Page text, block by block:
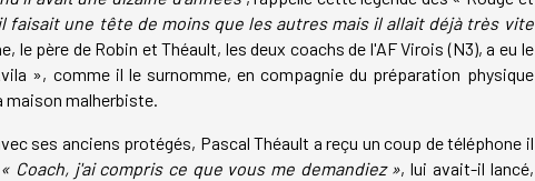
une tête de moins que les autres mais il allait déjà très vite
le père de Robin et Théault, les deux coachs de l'AF Virois (N3), a eu le
», comme il le surnomme, en compagnie du préparation physique
maison malherbiste.
ses anciens protégés, Pascal Théault a reçu un coup de téléphone il
« Coach, j'ai compris ce que vous me demandiez », lui avait-il lancé,